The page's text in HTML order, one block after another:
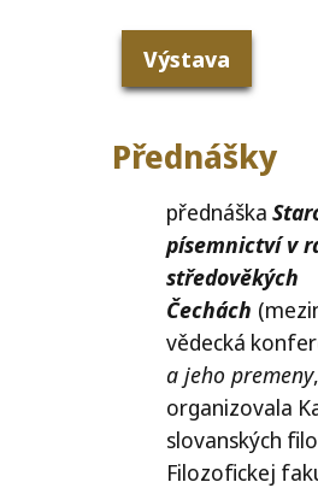
Výstava
Přednášky
přednáška
písemnictví v
středověkých
Čechách
vědecká
a jeho premeny
organizovala
slovanských
Filozofickej